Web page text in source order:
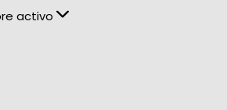
activo